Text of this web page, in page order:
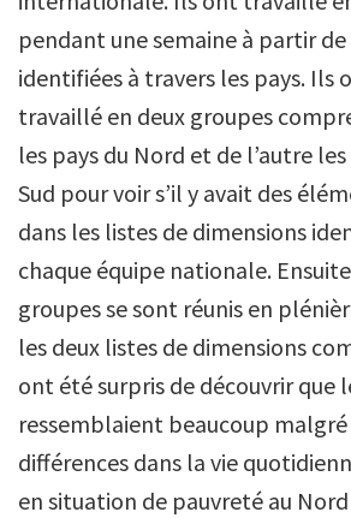
pendant une semaine à partir
identifiées à travers les pays. Ils
travaillé en deux groupes
les pays du Nord et de l’autre
Sud pour voir s’il y avait des
dans les listes de dimensions
chaque équipe nationale.
groupes se sont réunis en
les deux listes de dimensions
ont été surpris de découvrir que
ressemblaient beaucoup
différences dans la vie
en situation de pauvreté au Nord